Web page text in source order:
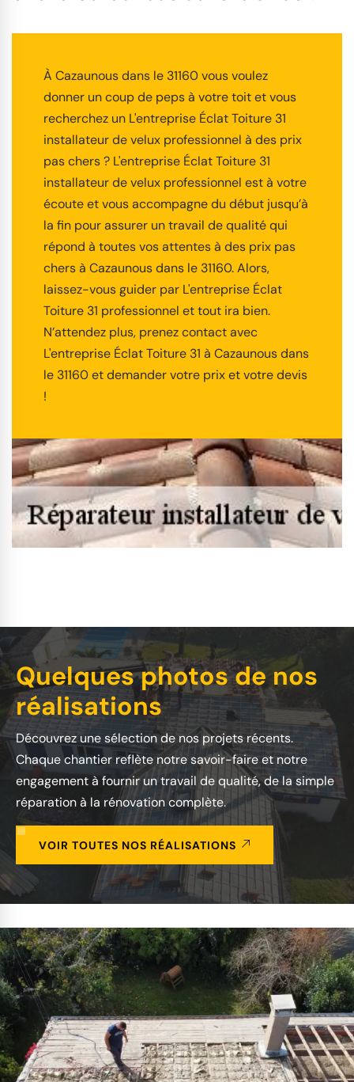
À Cazaunous dans le 31160 vous voulez
donner un coup de peps à votre toit et vous
recherchez un L'entreprise Éclat Toiture 31
installateur de velux professionnel à des prix
pas chers ? L'entreprise Éclat Toiture 31
installateur de velux professionnel est à votre
écoute et vous accompagne du début jusqu’à
la fin pour assurer un travail de qualité qui
répond à toutes vos attentes à des prix pas
chers à Cazaunous dans le 31160. Alors,
laissez-vous guider par L'entreprise Éclat
Toiture 31 professionnel et tout ira bien.
N’attendez plus, prenez contact avec
L'entreprise Éclat Toiture 31 à Cazaunous dans
le 31160 et demander votre prix et votre devis
!
Quelques photos de nos
réalisations
Découvrez une sélection de nos projets récents.
Chaque chantier reflète notre savoir-faire et notre
engagement à fournir un travail de qualité, de la simple
réparation à la rénovation complète.
VOIR TOUTES NOS RÉALISATIONS